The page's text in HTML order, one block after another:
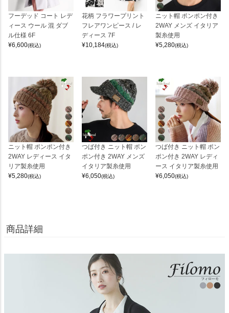
フーデッド コート レデ
ィース ウール 混 ダブ
ル仕様 6F
¥6,600(税込)
花柄 フラワープリント
フレアワンピース / レ
ディース 7F
¥10,184(税込)
ニット帽 ポンポン付き
2WAY メンズ イタリア
製糸使用
¥5,280(税込)
ニット帽 ポンポン付き
2WAY レディース イタ
リア製糸使用
¥5,280(税込)
つば付き ニット帽 ポン
ポン付き 2WAY メンズ
イタリア製糸使用
¥6,050(税込)
つば付き ニット帽 ポン
ポン付き 2WAY レディ
ース イタリア製糸使用
¥6,050(税込)
商品詳細